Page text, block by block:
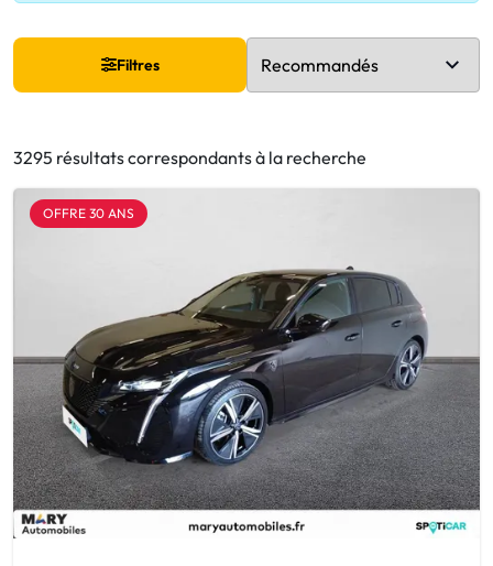
Filtres
3295 résultats correspondants à la recherche
OFFRE 30 ANS